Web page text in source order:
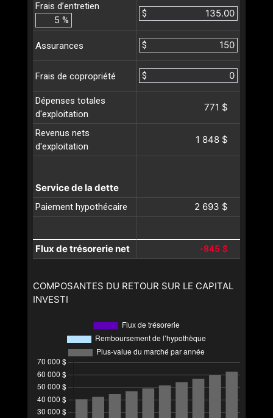
Frais d’entretien
%
$
Assurances $
Frais de copropriété $
Dépenses totales
d'exploitation
771 $
Revenus nets
d'exploitation
1 848 $
Service de la dette
Paiement hypothécaire 2 693 $
Flux de trésorerie net -845 $
COMPOSANTES DU RETOUR SUR LE CAPITAL
INVESTI